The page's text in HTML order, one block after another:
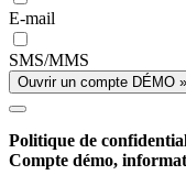
E-mail
SMS/MMS
Ouvrir un compte DÉMO »
Politique de
Compte démo,